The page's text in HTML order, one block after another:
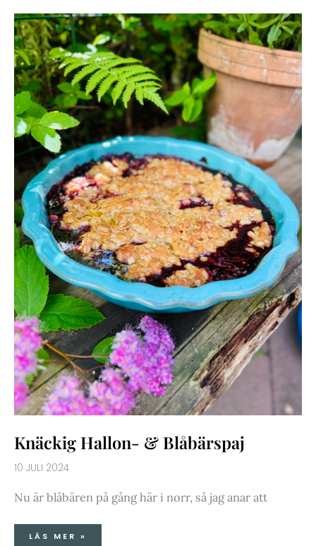
Knäckig Hallon- & Blåbärspaj
10 JULI 2024
Nu är blåbären på gång här i norr, så jag anar att
KNÄCKIG
HALLON-
&
BLÅBÄRSPAJ
LÄS MER »